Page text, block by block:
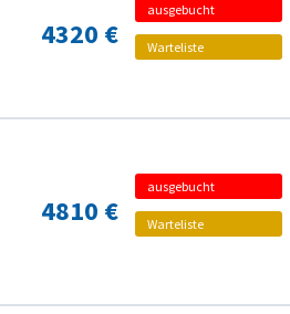
4320 €
ausgebucht
Warteliste
4810 €
ausgebucht
Warteliste